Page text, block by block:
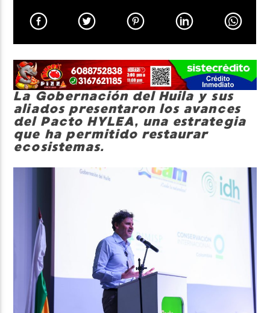
Neiva Estereo
La Gobernación del Huila y sus
aliados presentaron los avances
del Pacto HYLEA, una estrategia
que ha permitido restaurar
ecosistemas.